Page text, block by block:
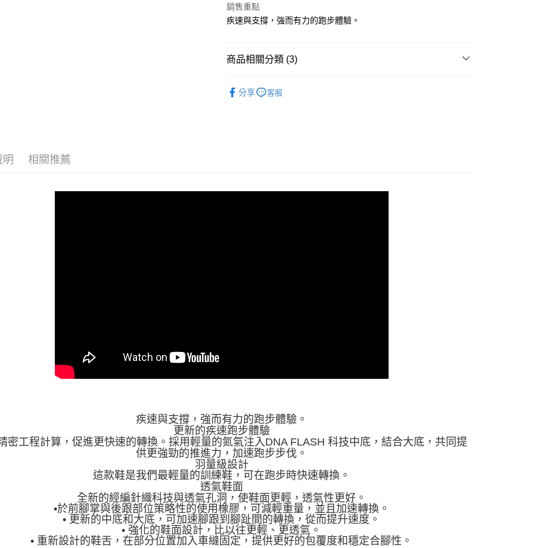
每筆NT$100，滿NT$3,500(含以上)免運費
銷售重點
疾速與支撐，強而有力的跑步體驗。
商品相關分類 (3)
分享 客服
明 相關推薦
疾速與支撐，強而有力的跑步體驗。
更新的疾速跑步體驗
密工程計算，促進更快速的轉換。採用輕量的氮氣注入DNA FLASH 科技中底，結合大底，共同提
供更強勁的推進力，加速跑步步伐。
羽量級設計
這款鞋是我們最輕量的訓練鞋，可在跑步時快速轉換。
透氣鞋面
全新的經編針織科技與透氣孔洞，使鞋面更輕，透氣性更好。
•於前腳掌與後跟部位策略性的使用橡膠，可減輕重量，並且加速轉換。
• 更新的中底和大底，可加速腳跟到腳趾間的轉換，從而提升速度。
• 強化的鞋面設計，比以往更輕、更透氣。
• 重新設計的鞋舌，在部分位置加入車縫固定，提供更好的包覆度和穩定合腳性。